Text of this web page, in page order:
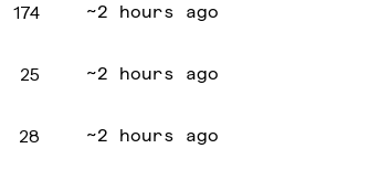
174 ~2 hours ago
25 ~2 hours ago
28 ~2 hours ago